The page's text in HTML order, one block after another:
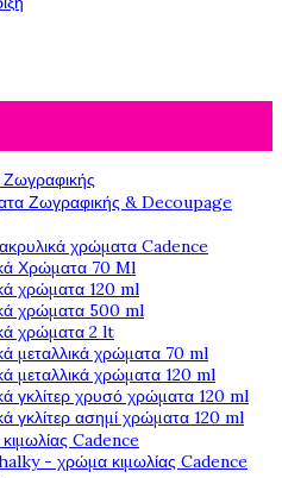
Ζωγραφικής
Ζωγραφικής & Decoupage
χρώματα Cadence
Χρώματα 70 Ml
χρώματα 120 ml
χρώματα 500 ml
χρώματα 2 lt
μεταλλικά χρώματα 70 ml
μεταλλικά χρώματα 120 ml
γκλίτερ χρυσό χρώματα 120 ml
γκλίτερ ασημί χρώματα 120 ml
Cadence
- χρώμα κιμωλίας Cadence